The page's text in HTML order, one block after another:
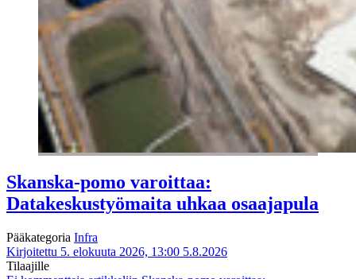
Skanska-pomo varoittaa:
Datakeskustyömaita uhkaa osaajapula
Pääkategoria Infra
Kirjoitettu 5. elokuuta 2026, 13:00 5.8.2026
Tilaajille